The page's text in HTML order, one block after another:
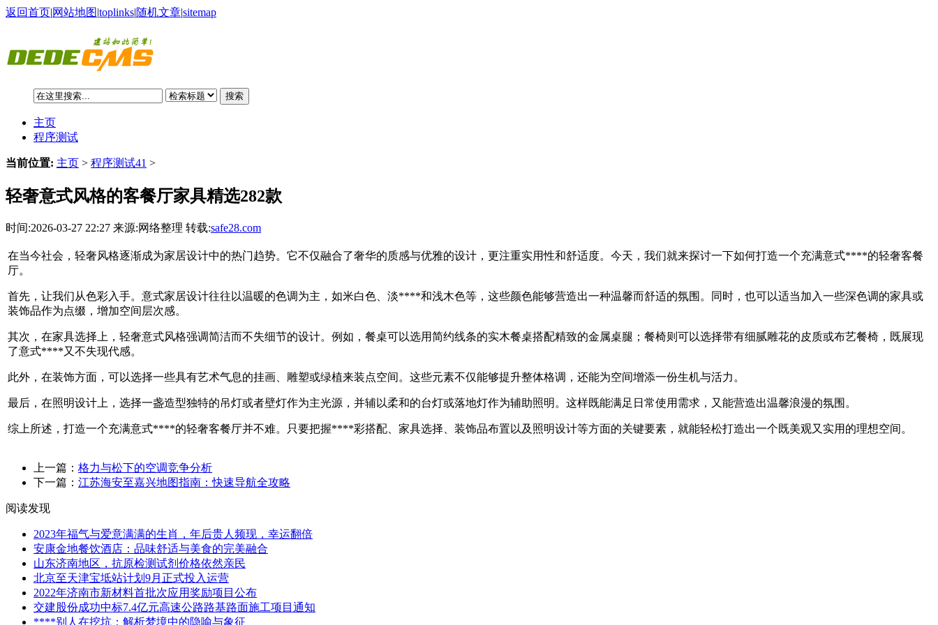
返回首页|网站地图|toplinks|随机文章|sitemap
搜索
主页
程序测试
当前位置: 主页 > 程序测试41 >
轻奢意式风格的客餐厅家具精选282款
时间:2026-03-27 22:27 来源:网络整理 转载:safe28.com
在当今社会，轻奢风格逐渐成为家居设计中的热门趋势。它不仅融合了奢华的质感与优雅的设计，更注重实用性和舒适度。今天，我们就来探讨一下如何打造一个充满意式****的轻奢客餐
厅。
首先，让我们从色彩入手。意式家居设计往往以温暖的色调为主，如米白色、淡****和浅木色等，这些颜色能够营造出一种温馨而舒适的氛围。同时，也可以适当加入一些深色调的家具或
装饰品作为点缀，增加空间层次感。
其次，在家具选择上，轻奢意式风格强调简洁而不失细节的设计。例如，餐桌可以选用简约线条的实木餐桌搭配精致的金属桌腿；餐椅则可以选择带有细腻雕花的皮质或布艺餐椅，既展现
了意式****又不失现代感。
此外，在装饰方面，可以选择一些具有艺术气息的挂画、雕塑或绿植来装点空间。这些元素不仅能够提升整体格调，还能为空间增添一份生机与活力。
最后，在照明设计上，选择一盏造型独特的吊灯或者壁灯作为主光源，并辅以柔和的台灯或落地灯作为辅助照明。这样既能满足日常使用需求，又能营造出温馨浪漫的氛围。
综上所述，打造一个充满意式****的轻奢客餐厅并不难。只要把握****彩搭配、家具选择、装饰品布置以及照明设计等方面的关键要素，就能轻松打造出一个既美观又实用的理想空间。
上一篇： 格力与松下的空调竞争分析
下一篇： 江苏海安至嘉兴地图指南：快速导航全攻略
阅读发现
2023年福气与爱意满满的生肖，年后贵人频现，幸运翻倍
安康金地餐饮酒店：品味舒适与美食的完美融合
山东济南地区，抗原检测试剂价格依然亲民
北京至天津宝坻站计划9月正式投入运营
2022年济南市新材料首批次应用奖励项目公布
交建股份成功中标7.4亿元高速公路路基路面施工项目通知
****别人在挖坑：解析梦境中的隐喻与象征